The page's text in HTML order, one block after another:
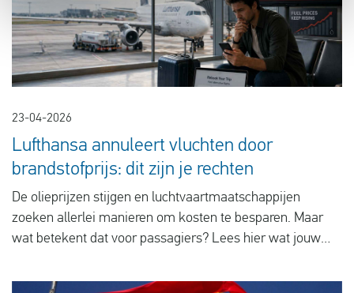
23-04-2026
Lufthansa annuleert vluchten door
brandstofprijs: dit zijn je rechten
De olieprijzen stijgen en luchtvaartmaatschappijen
zoeken allerlei manieren om kosten te besparen. Maar
wat betekent dat voor passagiers? Lees hier wat jouw